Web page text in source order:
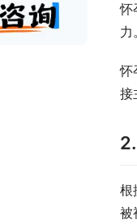
怀
力
怀
接
根
被